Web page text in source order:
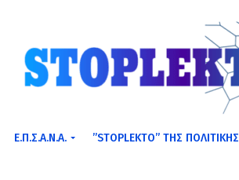
Ε.Π.Σ.Α.Ν.Α. ”STOPLEKTO” ΤΗΣ ΠΟΛΙΤΙΚΗΣ